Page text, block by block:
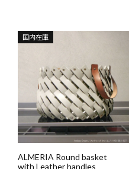
ALMERIA Round basket
with Leather handles
国内在庫